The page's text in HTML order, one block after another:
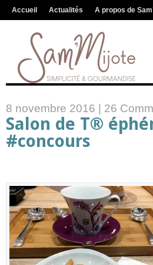
Accueil Actualités A propos de
8 novembre 2016 | 26
Salon de T®
#concours